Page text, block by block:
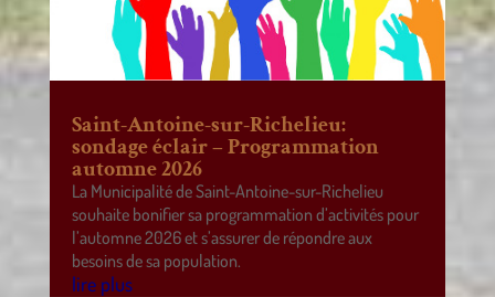
Saint-Antoine-sur-Richelieu:
sondage éclair – Programmation
automne 2026
La Municipalité de Saint-Antoine-sur-Richelieu
souhaite bonifier sa programmation d’activités pour
l’automne 2026 et s’assurer de répondre aux
besoins de sa population.
lire plus